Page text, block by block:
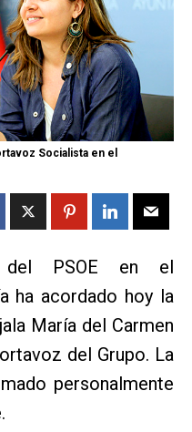
Socialista en el
del PSOE en el
ha acordado hoy la
María del Carmen
del Grupo. La
personalmente